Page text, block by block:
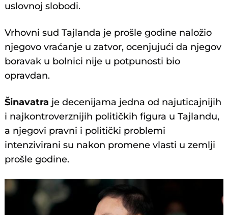
uslovnoj slobodi.
Vrhovni sud Tajlanda je prošle godine naložio
njegovo vraćanje u zatvor, ocenjujući da njegov
boravak u bolnici nije u potpunosti bio
opravdan.
Šinavatra je decenijama jedna od najuticajnijih
i najkontroverznijih političkih figura u Tajlandu,
a njegovi pravni i politički problemi
intenzivirani su nakon promene vlasti u zemlji
prošle godine.